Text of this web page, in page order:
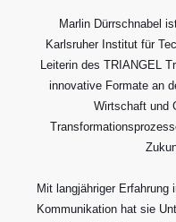
Marlin Dürrschnabel
Karlsruher Institut für
Leiterin des TRIANGEL
innovative Formate an
Wirtschaft und
Mit langjähriger Erfahrung
Kommunikation hat sie